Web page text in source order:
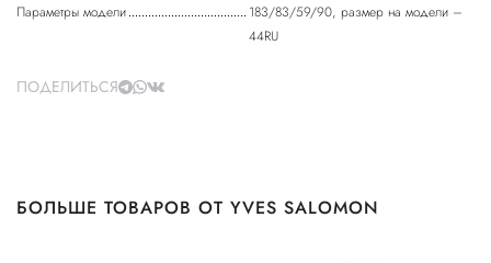
Параметры модели
183/83/59/90, размер на модели –
44RU
ПОДЕЛИТЬСЯ
БОЛЬШЕ ТОВАРОВ ОТ YVES SALOMON